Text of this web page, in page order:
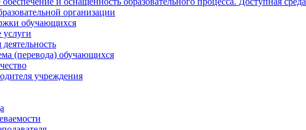
организации
обучающихся
услуги
(перевода) обучающихся
учреждения